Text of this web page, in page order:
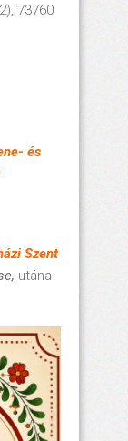
73760
és
Szent
utána